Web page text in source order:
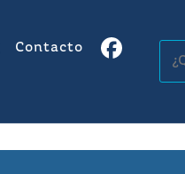
Contacto